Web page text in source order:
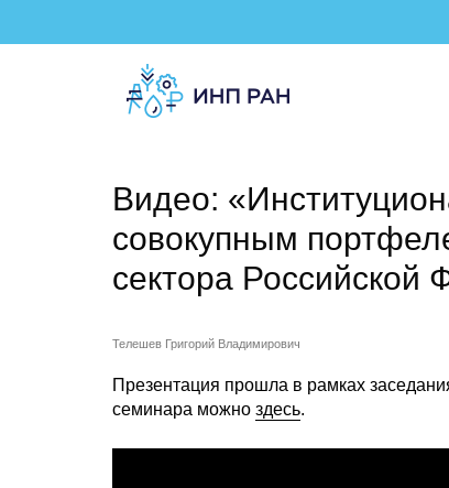
Видео:
совокупным
сектора Российской
Телешев Григорий Владимирович
Презентация прошла в рамках
семинара можно здесь.